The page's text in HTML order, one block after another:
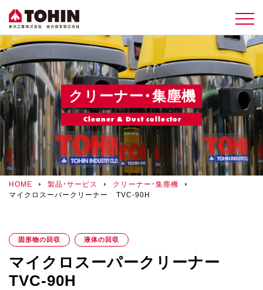
クリーナー・集塵機
Cleaner & Dust collector
HOME 製品・サービス
クリーナー・集塵機
マイクロスーパークリーナー TVC-90H
マイクロスーパークリーナー
TVC-90H
固形物の回収 液体の回収